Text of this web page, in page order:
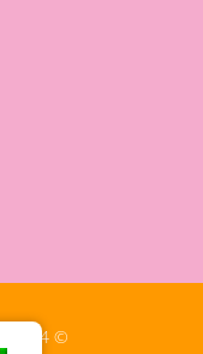
© Svenska med Baby, 2024